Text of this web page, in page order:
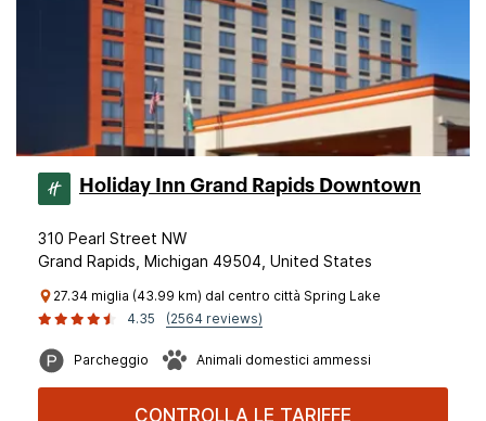
Holiday Inn Grand Rapids Downtown
310 Pearl Street NW
Grand Rapids, Michigan 49504, United States
27.34 miglia (43.99 km) dal centro città Spring Lake
4.35
(2564 reviews)
Parcheggio Animali domestici ammessi
CONTROLLA LE TARIFFE